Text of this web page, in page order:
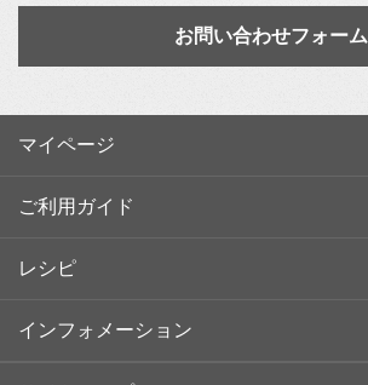
お問い合わせフォーム
マイページ
ご利用ガイド
レシピ
インフォメーション